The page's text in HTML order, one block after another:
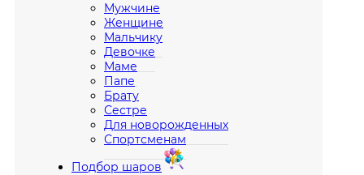
Мужчине
Женщине
Мальчику
Девочке
Маме
Папе
Брату
Сестре
Для новорожденных
Спортсменам
Подбор шаров